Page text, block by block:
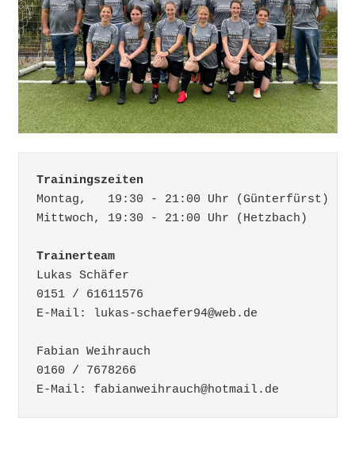
Trainingszeiten
Montag,   19:30 - 21:00 Uhr (Günterfürst)
Mittwoch, 19:30 - 21:00 Uhr (Hetzbach)
Trainerteam
Lukas Schäfer
0151 / 61611576
E-Mail: lukas-schaefer94@web.de
Fabian Weihrauch
0160 / 7678266
E-Mail: fabianweihrauch@hotmail.de